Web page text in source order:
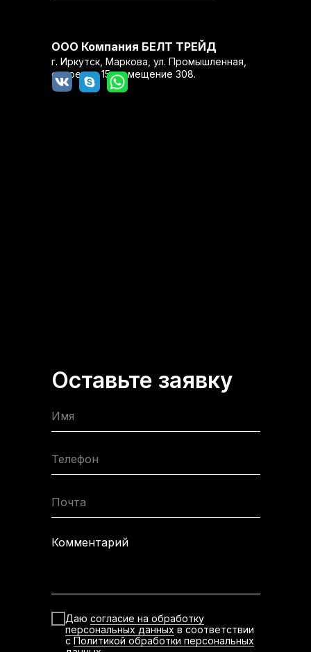
г. Иркутск, Маркова, ул. Промышленная,
строение 15, помещение 308.
Оставьте заявку
Имя
Телефон
Почта
Комментарий
Даю согласие на обработку
персональных данных в соответствии
с Политикой обработки персональных
ООО Компания БЕЛТ ТРЕЙД